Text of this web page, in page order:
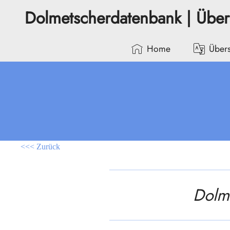
Dolmetscherdatenbank |
Home
<<< Zurück